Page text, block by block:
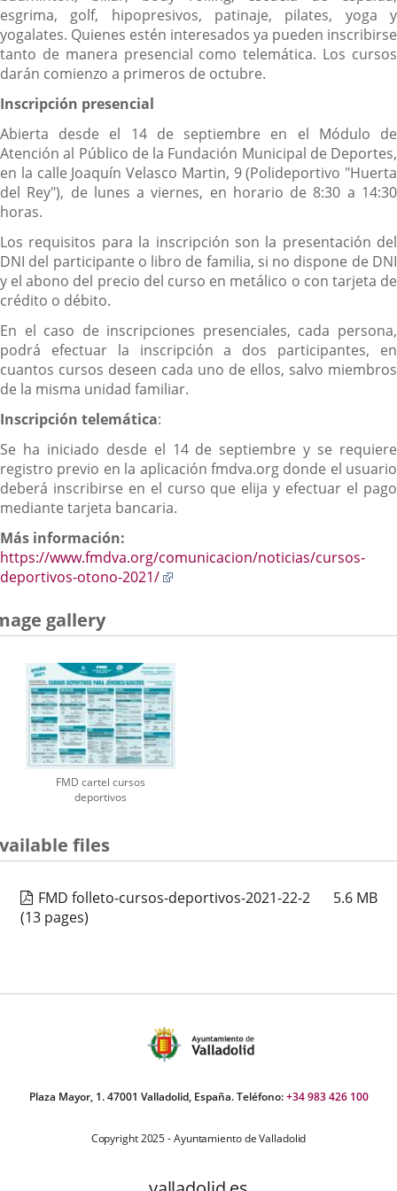
esgrima, golf, hipopresivos, patinaje, pilates, yoga y
yogalates. Quienes estén interesados ya pueden inscribirse
tanto de manera presencial como telemática. Los cursos
darán comienzo a primeros de octubre.
Inscripción presencial
Abierta desde el 14 de septiembre en el Módulo de
Atención al Público de la Fundación Municipal de Deportes,
en la calle Joaquín Velasco Martin, 9 (Polideportivo "Huerta
del Rey"), de lunes a viernes, en horario de 8:30 a 14:30
horas.
Los requisitos para la inscripción son la presentación del
DNI del participante o libro de familia, si no dispone de DNI
y el abono del precio del curso en metálico o con tarjeta de
crédito o débito.
En el caso de inscripciones presenciales, cada persona,
podrá efectuar la inscripción a dos participantes, en
cuantos cursos deseen cada uno de ellos, salvo miembros
de la misma unidad familiar.
Inscripción telemática:
Se ha iniciado desde el 14 de septiembre y se requiere
registro previo en la aplicación fmdva.org donde el usuario
deberá inscribirse en el curso que elija y efectuar el pago
mediante tarjeta bancaria.
Más información:
https://www.fmdva.org/comunicacion/noticias/cursos-
deportivos-otono-2021/
aplicación
gallery
FMD cartel cursos
deportivos
files
FMD folleto-cursos-deportivos-2021-22-2 5.6 MB
(13 pages)
Plaza Mayor, 1. 47001 Valladolid, España. Teléfono:+34 983 426 100
Copyright 2025 - Ayuntamiento de Valladolid